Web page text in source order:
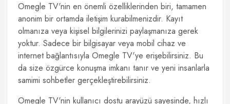
Omegle TV'nin en önemli özelliklerinden biri, tamamen
anonim bir ortamda iletişim kurabilmenizdir. Kayıt
olmanıza veya kişisel bilgilerinizi paylaşmanıza gerek
yoktur. Sadece bir bilgisayar veya mobil cihaz ve
internet bağlantısıyla Omegle TV'ye erişebilirsiniz. Bu
da size özgürce konuşma imkanı tanır ve yeni insanlarla
samimi sohbetler gerçekleştirebilirsiniz.
Omegle TV'nin kullanıcı dostu arayüzü sayesinde, hızlı